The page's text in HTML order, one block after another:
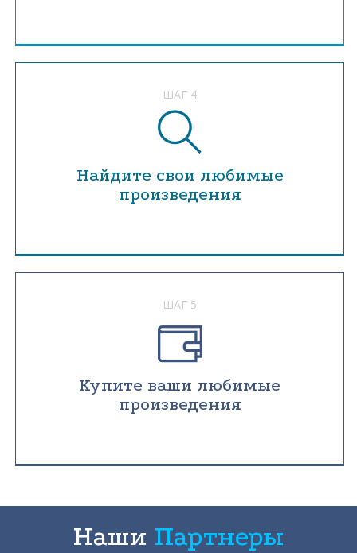
ШАГ 4
Найдите свои любимые
произведения
ШАГ 5
Купите ваши любимые
произведения
Наши Партнеры